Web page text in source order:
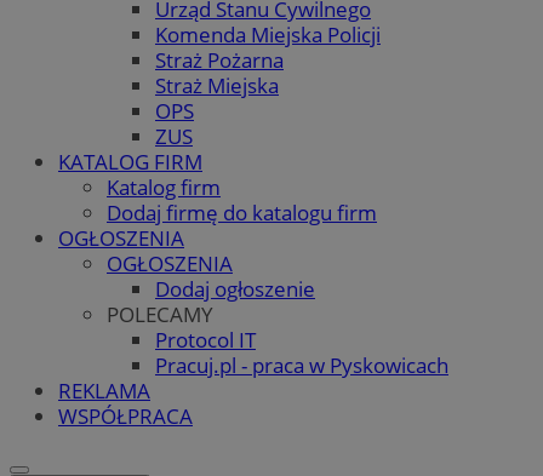
Urząd Stanu Cywilnego
Komenda Miejska Policji
Straż Pożarna
Straż Miejska
OPS
ZUS
KATALOG FIRM
Katalog firm
Dodaj firmę do katalogu firm
OGŁOSZENIA
OGŁOSZENIA
Dodaj ogłoszenie
POLECAMY
Protocol IT
Pracuj.pl - praca w Pyskowicach
REKLAMA
WSPÓŁPRACA